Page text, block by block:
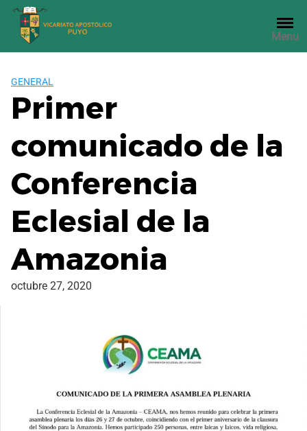
Saltar
contenido
Menu
GENERAL
Primer
comunicado de la
Conferencia
Eclesial de la
Amazonia
octubre 27, 2020